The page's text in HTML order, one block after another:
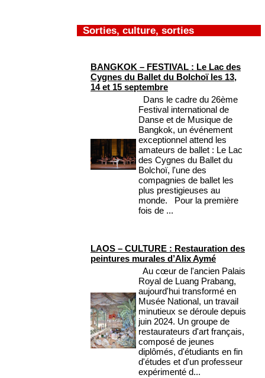
Sorties, culture, sorties
BANGKOK – FESTIVAL : Le Lac des
Cygnes du Ballet du Bolchoï les 13,
14 et 15 septembre
Dans le cadre du 26ème
Festival international de
Danse et de Musique de
Bangkok, un événement
exceptionnel attend les
amateurs de ballet : Le Lac
des Cygnes du Ballet du
Bolchoï, l'une des
compagnies de ballet les
plus prestigieuses au
monde. Pour la première
fois de ...
LAOS – CULTURE : Restauration des
peintures murales d’Alix Aymé
Au cœur de l'ancien Palais
Royal de Luang Prabang,
aujourd'hui transformé en
Musée National, un travail
minutieux se déroule depuis
juin 2024. Un groupe de
restaurateurs d'art français,
composé de jeunes
diplômés, d'étudiants en fin
d'études et d'un professeur
expérimenté d...